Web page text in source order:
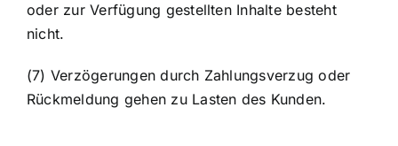
oder zur Verfügung gestellten Inhalte besteht
nicht.
(7) Verzögerungen durch Zahlungsverzug oder
Rückmeldung gehen zu Lasten des Kunden.